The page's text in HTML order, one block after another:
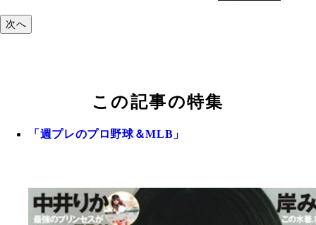
次へ
この記事の特集
「週プレのプロ野球＆MLB」